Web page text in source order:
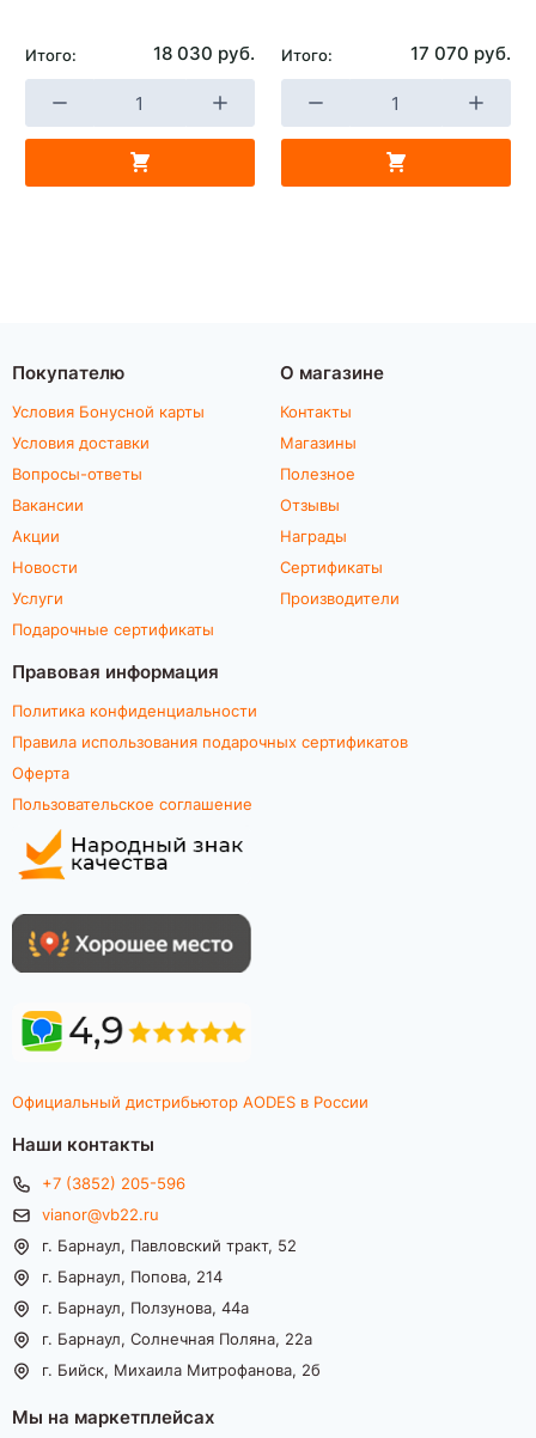
Итого: 18 030 руб. Итого: 17 070 руб.
Покупателю
Условия Бонусной карты
Условия доставки
Вопросы-ответы
Вакансии
Акции
Новости
Услуги
Подарочные сертификаты
О магазине
Контакты
Магазины
Полезное
Отзывы
Награды
Сертификаты
Производители
Правовая информация
Политика конфиденциальности
Правила использования подарочных сертификатов
Оферта
Пользовательское соглашение
Официальный дистрибьютор AODES в России
Наши контакты
+7 (3852) 205-596
vianor@vb22.ru
г. Барнаул, Павловский тракт, 52
г. Барнаул, Попова, 214
г. Барнаул, Ползунова, 44а
г. Барнаул, Солнечная Поляна, 22а
г. Бийск, Михаила Митрофанова, 2б
Мы на маркетплейсах